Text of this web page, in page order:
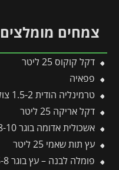
צמחים מומלצים
דקל קוקוס 25 ליטר
פפאיה
טרמינליה הודית 1.5-2 צול
דקל אריקה 25 ליטר
אשכולית אדומה בוגר 8-10 צול
עץ תות שאמי 25 ליטר
פומלה לבנה – עץ בוגר 5-8 צול